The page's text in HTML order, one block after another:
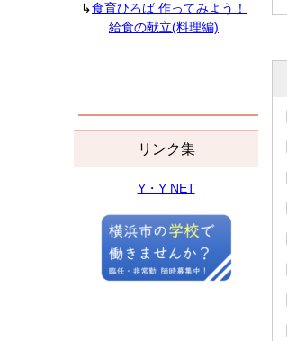
↳食育ひろば 作ってみよう！
給食の献立(料理編)
リンク集
Y・Y NET